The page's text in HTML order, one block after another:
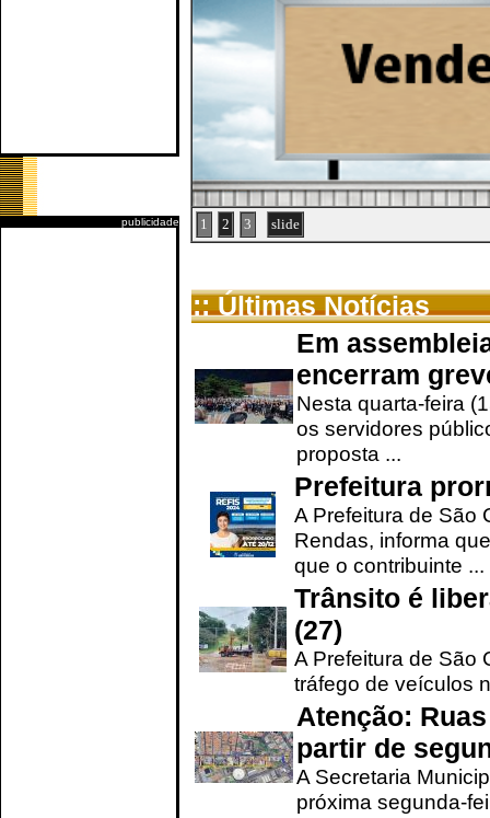
publicidade 1 2 3 slide
:: Últimas Notícias
Em
encerram
Nesta quarta-feira
os servidores
proposta ...
Prefeitura
A Prefeitura de São
Rendas, informa
que o contribuinte ...
Trânsito é
(27)
A Prefeitura de São
tráfego de veículos
Atenção:
partir de
A Secretaria
próxima segunda-